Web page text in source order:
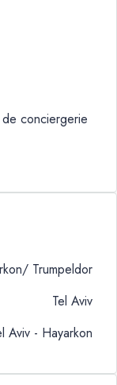
conciergerie
Trumpeldor
Tel Aviv
Aviv - Hayarkon